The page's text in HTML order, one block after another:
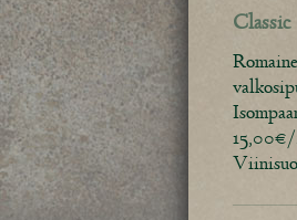
Classic